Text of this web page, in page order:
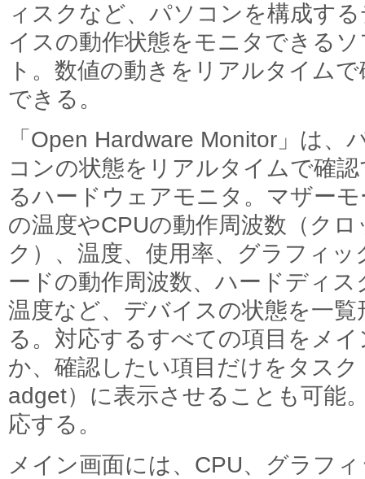
ィスクなど、パソコンを構成す
イスの動作状態をモニタできるソ
ト。数値の動きをリアルタイムで
できる。
「Open Hardware Monitor」は、
コンの状態をリアルタイムで確
るハードウェアモニタ。マザー
の温度やCPUの動作周波数（クロ
ク）、温度、使用率、グラフィッ
ードの動作周波数、ハードディス
温度など、デバイスの状態を一
る。対応するすべての項目をメ
か、確認したい項目だけをタス
adget）に表示させることも可能
応する。
メイン画面には、CPU、グラフ